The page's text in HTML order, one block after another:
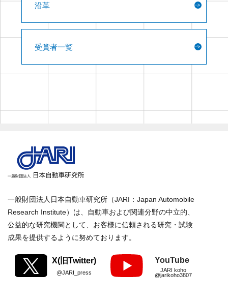
沿革
受賞者一覧
一般財団法人日本自動車研究所（JARI：Japan Automobile
Research Institute）は、自動車および関連分野の中立的、
公益的な研究機関として、お客様に信頼される研究・試験
成果を提供するように努めております。
X(旧Twitter)
@JARI_press
YouTube
JARI koho
@jarikoho3807